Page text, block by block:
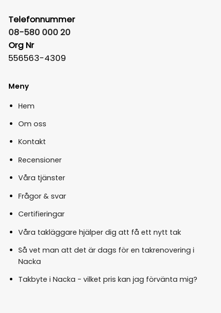
Telefonnummer
08-580 000 20
Org Nr
556563-4309
Meny
Hem
Om oss
Kontakt
Recensioner
Våra tjänster
Frågor & svar
Certifieringar
Våra takläggare hjälper dig att få ett nytt tak
Så vet man att det är dags för en takrenovering i
Nacka
Takbyte i Nacka - vilket pris kan jag förvänta mig?